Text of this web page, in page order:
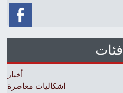
فئات
أخبار
اشكاليات معاصرة